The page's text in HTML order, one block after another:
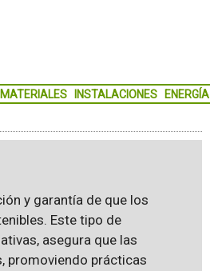
MATERIALES INSTALACIONES ENERGÍA
y garantía de que los
Este tipo de
asegura que las
promoviendo prácticas